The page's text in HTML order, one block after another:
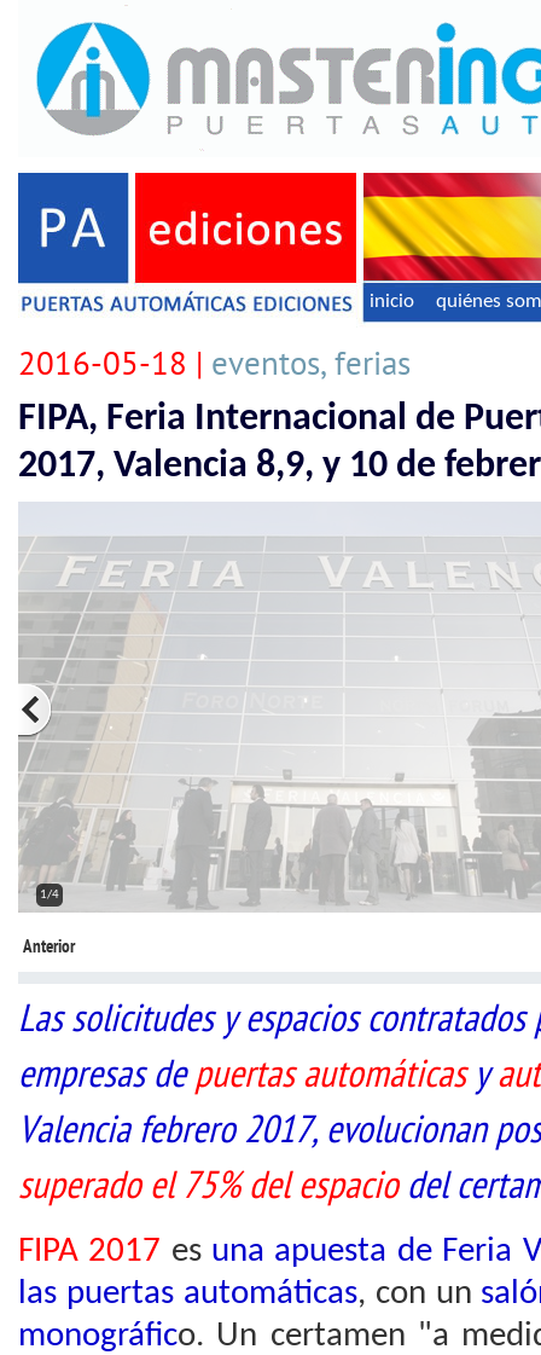
inicio quiénes
2016-05-18 | eventos, ferias
FIPA, Feria Internacional de
2017, Valencia 8,9, y 10 de
2/4
Anterior
Las solicitudes y espacios
empresas depuertas automáticasy
Valencia febrero 2017, evolucionan
superado el 75% del espaciodel
FIPA 2017 es una apuesta de Feria
las puertas automáticas, con un
monográfico. Un certamen "a